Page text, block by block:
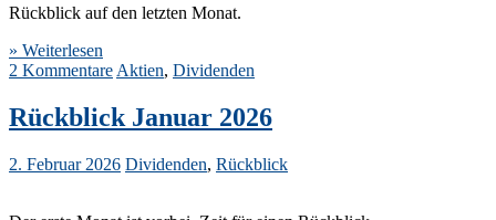
Rückblick auf den letzten Monat.
» Weiterlesen
2 Kommentare Aktien, Dividenden
Rückblick Januar 2026
2. Februar 2026 Dividenden, Rückblick